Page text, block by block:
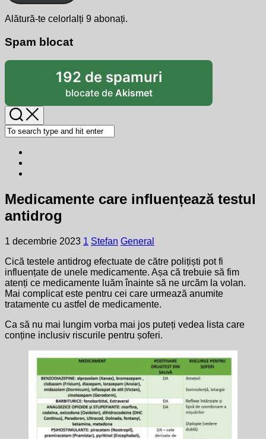
Alătură-te celorlalți 9 abonați.
Spam blocat
192 de spamuri
blocate de Akismet
Medicamente care influențează testul
antidrog
1 decembrie 2023 1 Stefan General
Cică testele antidrog efectuate de către polițiști pot fi
influențate de unele medicamente. Așa că trebuie să fim
atenți ce medicamente luăm înainte să ne urcăm la volan.
Mai complicat este pentru cei care urmează anumite
tratamente cu astfel de medicamente.
Ca să nu mai lungim vorba mai jos puteți vedea lista care
conține inclusiv riscurile pentru șoferi.